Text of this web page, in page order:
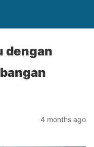
dengan
4 months ago